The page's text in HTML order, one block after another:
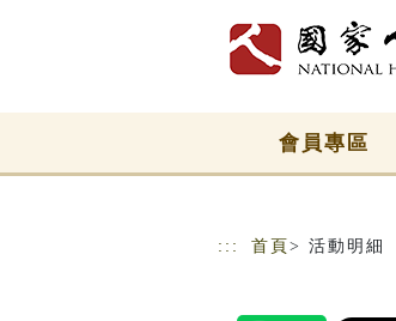
會員專區
::: 首頁 > 活動明細